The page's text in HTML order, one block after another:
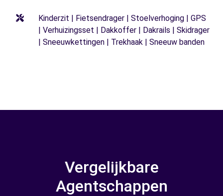
Kinderzit | Fietsendrager | Stoelverhoging | GPS
| Verhuizingsset | Dakkoffer | Dakrails | Skidrager
| Sneeuwkettingen | Trekhaak | Sneeuw banden
Vergelijkbare
Agentschappen